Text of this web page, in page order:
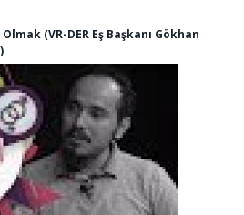
(VR-DER Eş Başkanı Gökhan